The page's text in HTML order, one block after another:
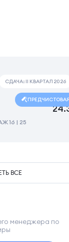
ВСЕ
СДАЧА: II КВАРТАЛ 2026
16 | 25
менеджера по